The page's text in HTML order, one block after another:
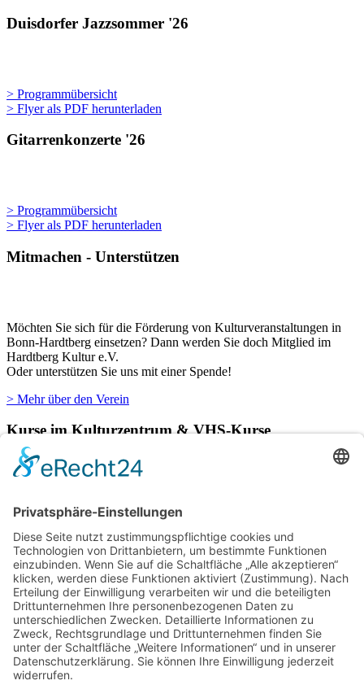
Duisdorfer Jazzsommer '26
> Programmübersicht
> Flyer als PDF herunterladen
Gitarrenkonzerte '26
> Programmübersicht
> Flyer als PDF herunterladen
Mitmachen - Unterstützen
Möchten Sie sich für die Förderung von Kulturveranstaltungen in
Bonn-Hardtberg einsetzen? Dann werden Sie doch Mitglied im
Hardtberg Kultur e.V.
Oder unterstützen Sie uns mit einer Spende!
> Mehr über den Verein
Kurse im Kulturzentrum & VHS-Kurse
Räumlichkeiten im Kulturzentrum für einige ihrer Kurse.
> Hier finden Sie eine aktuelle Übersicht.
Newsletter
Über alle Konzerte und Kurse informiert bleiben?
Wenn Sie unseren Newsletter abonnieren, erhalten Sie Infos zu